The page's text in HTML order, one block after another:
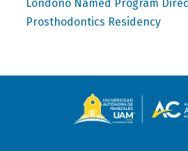
Londono Named Program
Prosthodontics Residency